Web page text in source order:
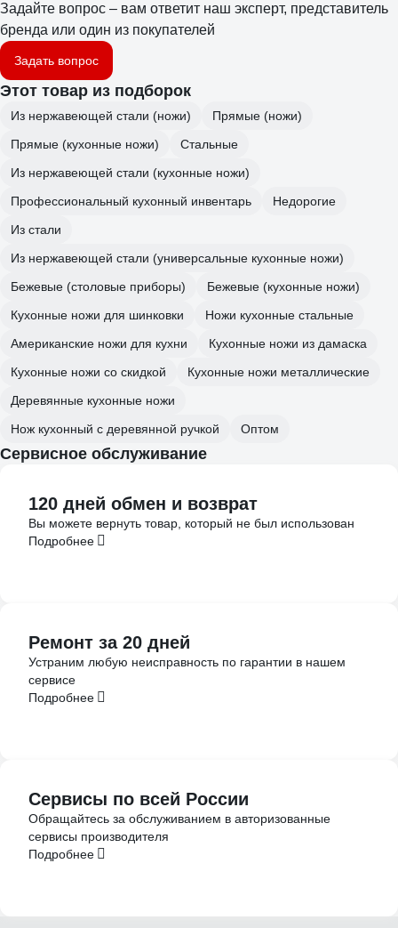
Задайте вопрос – вам ответит наш эксперт, представитель
бренда или один из покупателей
Задать вопрос
Этот товар из подборок
Из нержавеющей стали (ножи)
Прямые (ножи)
Прямые (кухонные ножи)
Стальные
Из нержавеющей стали (кухонные ножи)
Профессиональный кухонный инвентарь
Недорогие
Из стали
Из нержавеющей стали (универсальные кухонные ножи)
Бежевые (столовые приборы)
Бежевые (кухонные ножи)
Кухонные ножи для шинковки
Ножи кухонные стальные
Американские ножи для кухни
Кухонные ножи из дамаска
Кухонные ножи со скидкой
Кухонные ножи металлические
Деревянные кухонные ножи
Нож кухонный с деревянной ручкой
Оптом
Сервисное обслуживание
120 дней обмен и возврат
Вы можете вернуть товар, который не был использован
Подробнее
Ремонт за 20 дней
Устраним любую неисправность по гарантии в нашем
сервисе
Подробнее
Сервисы по всей России
Обращайтесь за обслуживанием в авторизованные
сервисы производителя
Подробнее